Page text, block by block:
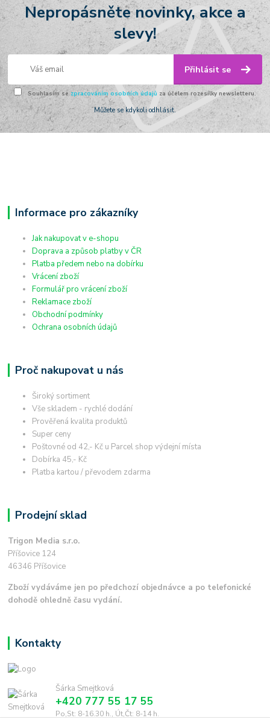
Nepropásněte novinky, akce a
slevy!
Přihlásit se
Souhlasím se zpracováním osobních údajů za účelem rozesílky newsletteru.
Můžete se kdykoli odhlásit.
Informace pro zákazníky
Jak nakupovat v e-shopu
Doprava a způsob platby v ČR
Platba předem nebo na dobírku
Vrácení zboží
Formulář pro vrácení zboží
Reklamace zboží
Obchodní podmínky
Ochrana osobních údajů
Proč nakupovat u nás
Široký sortiment
Vše skladem - rychlé dodání
Prověřená kvalita produktů
Super ceny
Poštovné od 42,- Kč u Parcel shop výdejní místa
Dobírka 45,- Kč
Platba kartou / převodem zdarma
Prodejní sklad
Trigon Media s.r.o.
Příšovice 124
46346 Příšovice
Zboží vydáváme jen po předchozí objednávce a po telefonické
dohodě ohledně času vydání.
Kontakty
Šárka Smejtková
+420 777 55 17 55
Po,St: 8-16.30 h., Út,Čt: 8-14 h.